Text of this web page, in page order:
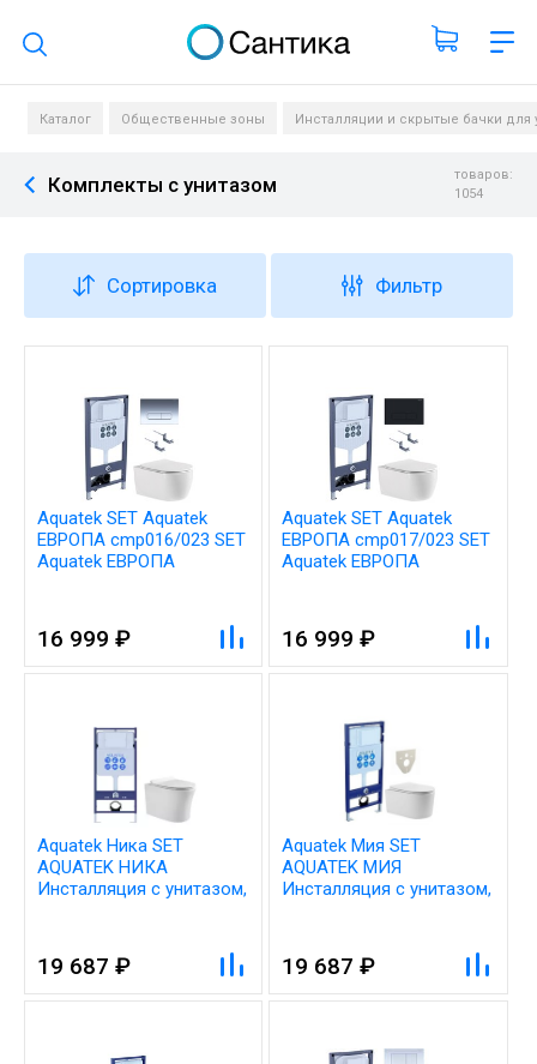
Поиск по каталогу
Каталог Общественные зоны Инсталляции и скрытые бачки для
Комплекты с унитазом
товаров:
1054
Сортировка Фильтр
Aquatek SET Aquatek
ЕВРОПА cmp016/023 SET
Aquatek ЕВРОПА
клавиша KDI-0000016,
крепеж KKI-0000002
+унитаз ЕВРОПА
16 999 ₽
Aquatek SET Aquatek
ЕВРОПА cmp017/023 SET
Aquatek ЕВРОПА
клавиша KDI-0000017,
крепеж KKI-0000002
+унитаз ЕВРОПА
16 999 ₽
Aquatek Ника SET
AQUATEK НИКА
Инсталляция с унитазом,
19 687 ₽
Aquatek Мия SET
AQUATEK МИЯ
Инсталляция с унитазом,
19 687 ₽